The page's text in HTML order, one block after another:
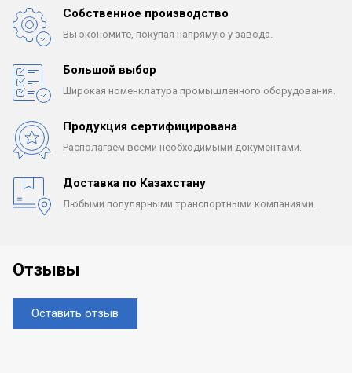
Собственное производство
Вы экономите, покупая напрямую у завода.
Большой выбор
Широкая номенклатура промышленного оборудования.
Продукция сертифицирована
Располагаем всеми необходимыми документами.
Доставка по Казахстану
Любыми популярными транспортными компаниями.
Отзывы
Оставить отзыв